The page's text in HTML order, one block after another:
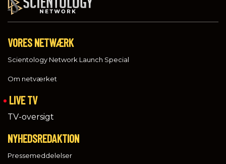
VORES NETWÆRK
Scientology Network Launch Special
Om netværket
LIVE TV
TV-oversigt
NYHEDSREDAKTION
Pressemeddelelser